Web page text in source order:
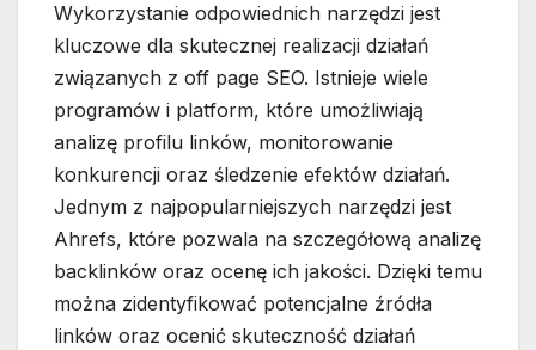
Wykorzystanie odpowiednich narzędzi jest
kluczowe dla skutecznej realizacji działań
związanych z off page SEO. Istnieje wiele
programów i platform, które umożliwiają
analizę profilu linków, monitorowanie
konkurencji oraz śledzenie efektów działań.
Jednym z najpopularniejszych narzędzi jest
Ahrefs, które pozwala na szczegółową analizę
backlinków oraz ocenę ich jakości. Dzięki temu
można zidentyfikować potencjalne źródła
linków oraz ocenić skuteczność działań